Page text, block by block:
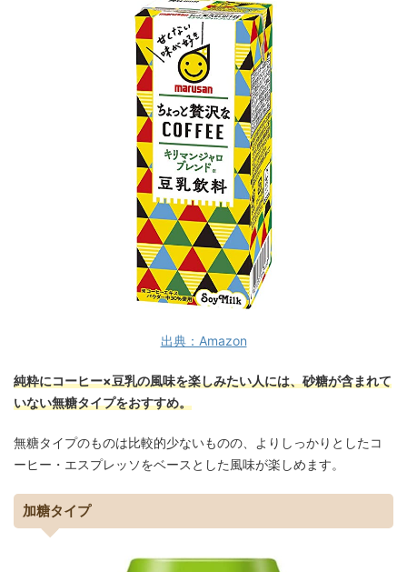
出典：Amazon
純粋にコーヒー×豆乳の風味を楽しみたい人には、砂糖が含まれて
いない無糖タイプをおすすめ。
無糖タイプのものは比較的少ないものの、よりしっかりとしたコ
ーヒー・エスプレッソをベースとした風味が楽しめます。
加糖タイプ